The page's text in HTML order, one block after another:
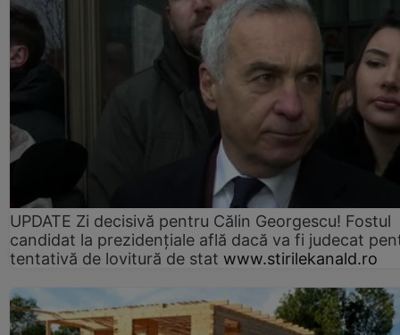
UPDATE Zi decisivă pentru Călin Georgescu! Fostul
candidat la prezidențiale află dacă va fi judecat
tentativă de lovitură de stat www.stirilekanald.ro